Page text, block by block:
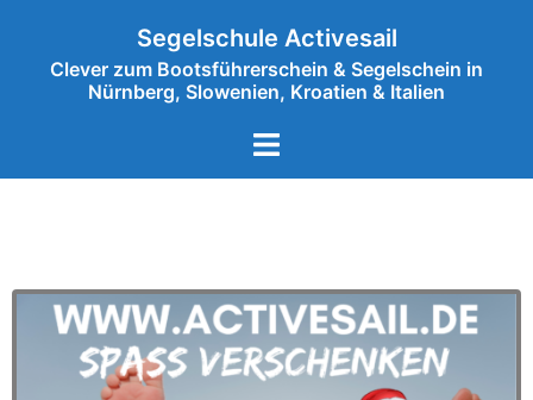
Segelschule Activesail
Clever zum Bootsführerschein & Segelschein in
Nürnberg, Slowenien, Kroatien & Italien